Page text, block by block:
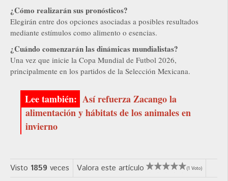
¿Cómo realizarán sus pronósticos?
Elegirán entre dos opciones asociadas a posibles resultados
mediante estímulos como alimento o esencias.
¿Cuándo comenzarán las dinámicas mundialistas?
Una vez que inicie la Copa Mundial de Futbol 2026,
principalmente en los partidos de la Selección Mexicana.
Así refuerza Zacango la
alimentación y hábitats de los animales en
invierno
Visto 1859 veces Valora este artículo (1 Voto)